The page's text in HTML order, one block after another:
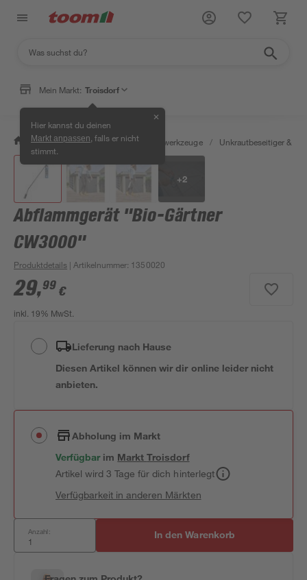
Mein Markt: Troisdorf
Hier kannst du deinen
Markt anpassen , falls er nicht
stimmt.
✕
/ Garten & Freizeit / Gartenhandwerkzeuge / Unkrautbeseitiger &
+2
Abflammgerät "Bio-Gärtner
CW3000"
Produktdetails | Artikelnummer: 1350020
29,99 €
inkl. 19% MwSt.
Lieferung nach Hause
Diesen Artikel können wir dir online leider nicht
anbieten.
Abholung im Markt
Verfügbar im MarktTroisdorf
Artikel wird 3 Tage für dich hinterlegt
Verfügbarkeit in anderen Märkten
Anzahl: In den Warenkorb